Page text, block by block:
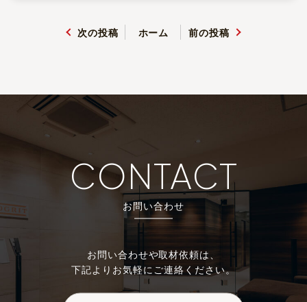
次の投稿 ホーム 前の投稿
CONTACT
お問い合わせ
お問い合わせや取材依頼は、
下記よりお気軽にご連絡ください。